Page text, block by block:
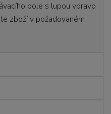
pole s lupou vpravo
zboží v požadovaném